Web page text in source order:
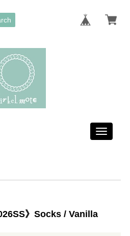
Toggle
》Socks / Vanilla